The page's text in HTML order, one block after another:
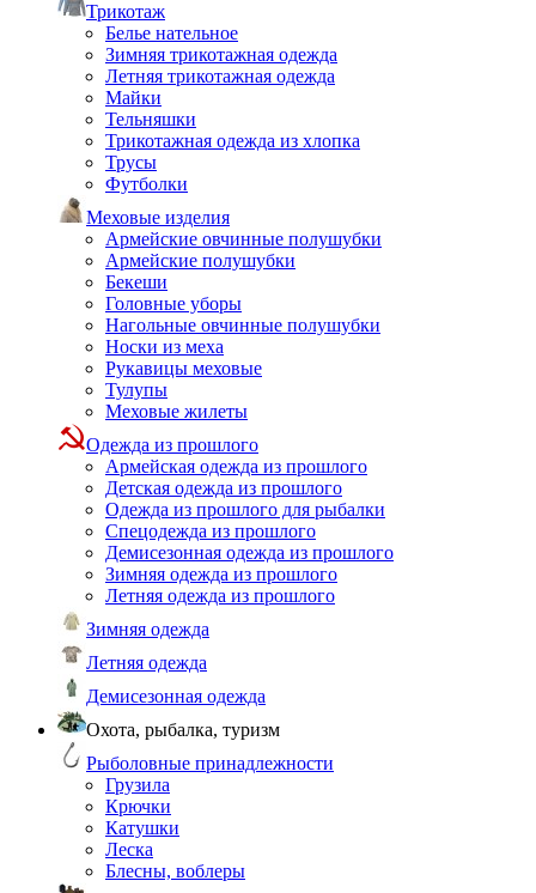
Трикотаж
Белье нательное
Зимняя трикотажная одежда
Летняя трикотажная одежда
Майки
Тельняшки
Трикотажная одежда из хлопка
Трусы
Футболки
Меховые изделия
Армейские овчинные полушубки
Армейские полушубки
Бекеши
Головные уборы
Нагольные овчинные полушубки
Носки из меха
Рукавицы меховые
Тулупы
Меховые жилеты
Одежда из прошлого
Армейская одежда из прошлого
Детская одежда из прошлого
Одежда из прошлого для рыбалки
Спецодежда из прошлого
Демисезонная одежда из прошлого
Зимняя одежда из прошлого
Летняя одежда из прошлого
Зимняя одежда
Летняя одежда
Демисезонная одежда
Охота, рыбалка, туризм
Рыболовные принадлежности
Грузила
Крючки
Катушки
Леска
Блесны, воблеры